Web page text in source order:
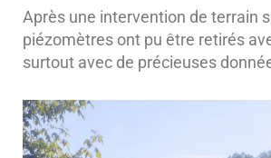
Après une intervention de terrain
piézomètres ont pu être retirés
surtout avec de précieuses